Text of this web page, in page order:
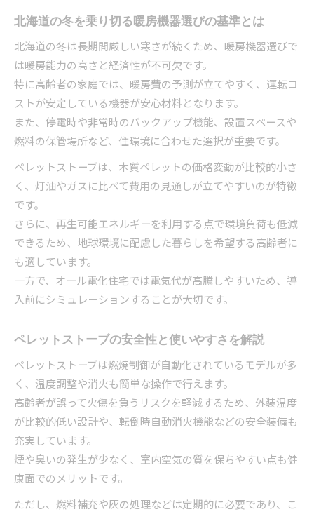
北海道の冬を乗り切る暖房機器選びの基準とは
北海道の冬は長期間厳しい寒さが続くため、暖房機器選びで
は暖房能力の高さと経済性が不可欠です。
特に高齢者の家庭では、暖房費の予測が立てやすく、運転コ
ストが安定している機器が安心材料となります。
また、停電時や非常時のバックアップ機能、設置スペースや
燃料の保管場所など、住環境に合わせた選択が重要です。
ペレットストーブは、木質ペレットの価格変動が比較的小さ
く、灯油やガスに比べて費用の見通しが立てやすいのが特徴
です。
さらに、再生可能エネルギーを利用する点で環境負荷も低減
できるため、地球環境に配慮した暮らしを希望する高齢者に
も適しています。
一方で、オール電化住宅では電気代が高騰しやすいため、導
入前にシミュレーションすることが大切です。
ペレットストーブの安全性と使いやすさを解説
ペレットストーブは燃焼制御が自動化されているモデルが多
く、温度調整や消火も簡単な操作で行えます。
高齢者が誤って火傷を負うリスクを軽減するため、外装温度
が比較的低い設計や、転倒時自動消火機能などの安全装備も
充実しています。
煙や臭いの発生が少なく、室内空気の質を保ちやすい点も健
康面でのメリットです。
ただし、燃料補充や灰の処理などは定期的に必要であり、こ